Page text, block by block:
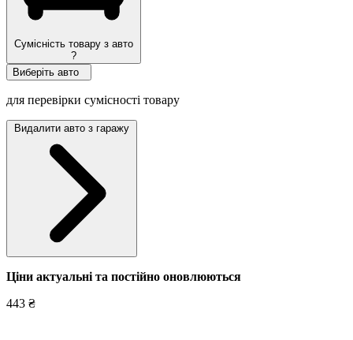
Сумісність товару з авто
?
Виберіть авто
для перевірки сумісності товару
Видалити авто з гаражу
Ціни актуальні та постійно оновлюються
443 ₴